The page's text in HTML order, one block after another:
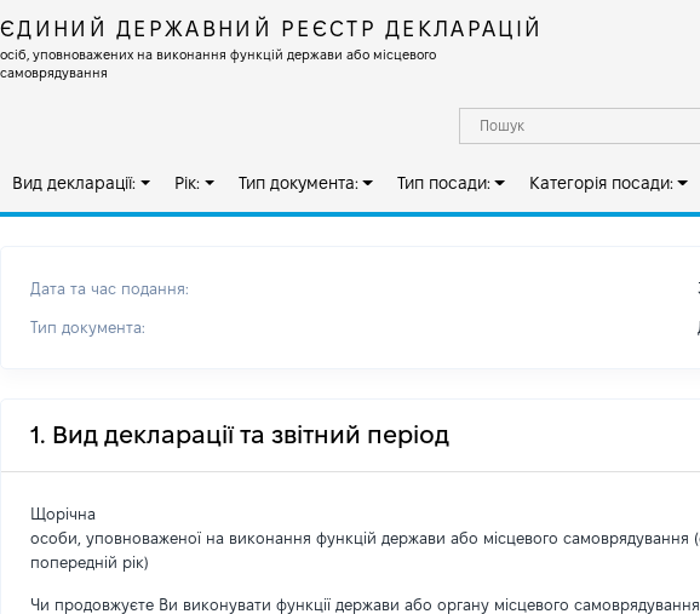
ЄДИНИЙ ДЕРЖАВНИЙ РЕЄСТР ДЕКЛАРАЦІЙ
осіб, уповноважених на виконання функцій держави або місцевого
самоврядування
Вид декларації: Рік: Тип документа: Тип посади: Категорія посади:
Дата та час подання:
Тип документа:
1. Вид декларації та звітний період
Щорічна
особи, уповноваженої на виконання функцій держави або місцевого самоврядування
попередній рік)
Чи продовжуєте Ви виконувати функції держави або органу місцевого